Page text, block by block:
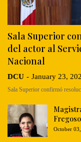
Sala Superior
del actor al
Nacional
DCU - January 23,
Sala Superior confirmó
October